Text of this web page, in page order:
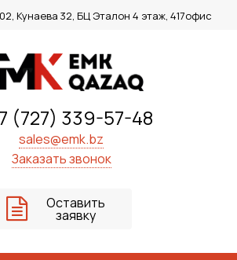
Кунаева 32, БЦ Эталон 4 этаж, 417офис
(727) 339-57-48
sales@emk.bz
Заказать звонок
Оставить
заявку